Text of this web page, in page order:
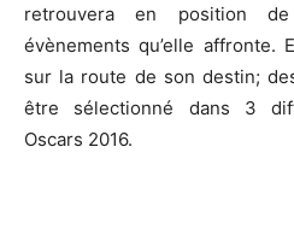
retrouvera en position
évènements qu’elle
sur la route de son destin;
être sélectionné dans 3
Oscars 2016.